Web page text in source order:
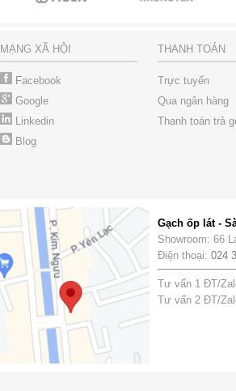
MẠNG XÃ HỘI
Facebook
Google
Linkedin
Blog
THANH TOÁN
Trực tuyến
Qua ngân hàng
Thanh toán trả
Gạch ốp lát -
Showroom: 66
Điện thoại: 024
Tư vấn 1 ĐT/
Tư vấn 2 ĐT/